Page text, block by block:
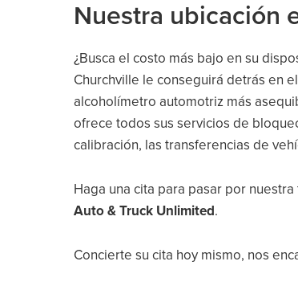
Nuestra ubicación
¿Busca el costo más bajo en su
Churchville le conseguirá detrás en
alcoholímetro automotriz más
ofrece todos sus servicios de
calibración, las transferencias de
Haga una cita para pasar por
Auto & Truck Unlimited.
Concierte su cita hoy mismo, nos